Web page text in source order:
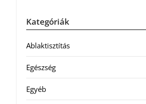
Kategóriák
Ablaktisztítás
Egészség
Egyéb